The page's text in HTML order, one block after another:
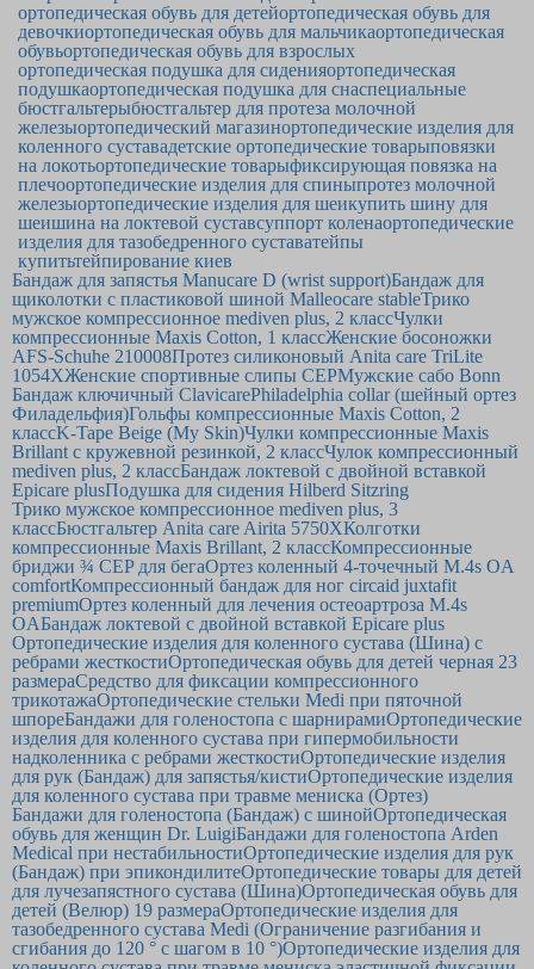
ортопедическая обувь для детейортопедическая обувь для
девочкиортопедическая обувь для мальчикаортопедическая
обувьортопедическая обувь для взрослых
ортопедическая подушка для сиденияортопедическая
подушкаортопедическая подушка для снаспециальные
бюстгальтерыбюстгальтер для протеза молочной
железыортопедический магазинортопедические изделия для
коленного суставадетские ортопедические товарыповязки
на локотьортопедические товарыфиксирующая повязка на
плечоортопедические изделия для спиныпротез молочной
железыортопедические изделия для шеикупить шину для
шеишина на локтевой суставсуппорт коленаортопедические
изделия для тазобедренного суставатейпы
купитьтейпирование киев
Бандаж для запястья Manucare D (wrist support)Бандаж для
щиколотки с пластиковой шиной Malleocare stableТрико
мужское компрессионное mediven plus, 2 классЧулки
компрессионные Maxis Cotton, 1 классЖенские босоножки
AFS-Schuhe 210008Протез силиконовый Anita care TriLite
1054XЖенские спортивные слипы CEPМужские сабо Bonn
Бандаж ключичный ClavicarePhiladelphia collar (шейный ортез
Филадельфия)Гольфы компрессионные Maxis Cotton, 2
классK-Tape Beige (My Skin)Чулки компрессионные Maxis
Brillant с кружевной резинкой, 2 классЧулок компрессионный
mediven plus, 2 классБандаж локтевой с двойной вставкой
Epicare plusПодушка для сидения Hilberd Sitzring
Трико мужское компрессионное mediven plus, 3
классБюстгальтер Anita care Airita 5750ХКолготки
компрессионные Maxis Brillant, 2 классКомпрессионные
бриджи ¾ CEP для бегаОртез коленный 4-точечный M.4s OA
comfortКомпрессионный бандаж для ног circaid juxtafit
premiumОртез коленный для лечения остеоартроза M.4s
OAБандаж локтевой с двойной вставкой Epicare plus
Ортопедические изделия для коленного сустава (Шина) с
ребрами жесткостиОртопедическая обувь для детей черная 23
размераСредство для фиксации компрессионного
трикотажаОртопедические стельки Medi при пяточной
шпореБандажи для голеностопа с шарнирамиОртопедические
изделия для коленного сустава при гипермобильности
надколенника с ребрами жесткостиОртопедические изделия
для рук (Бандаж) для запястья/кистиОртопедические изделия
для коленного сустава при травме мениска (Ортез)
Бандажи для голеностопа (Бандаж) с шинойОртопедическая
обувь для женщин Dr. LuigiБандажи для голеностопа Arden
Medical при нестабильностиОртопедические изделия для рук
(Бандаж) при эпикондилитеОртопедические товары для детей
для лучезапястного сустава (Шина)Ортопедическая обувь для
детей (Велюр) 19 размераОртопедические изделия для
тазобедренного сустава Medi (Ограничение разгибания и
сгибания до 120 ° с шагом в 10 °)Ортопедические изделия для